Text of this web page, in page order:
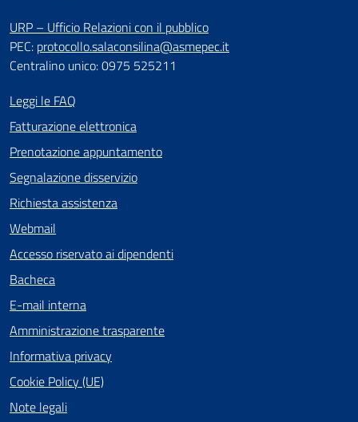
URP – Ufficio Relazioni con il pubblico
PEC: protocollo.salaconsilina@asmepec.it
Centralino unico: 0975 525211
Leggi le FAQ
Fatturazione elettronica
Prenotazione appuntamento
Segnalazione disservizio
Richiesta assistenza
Webmail
Accesso riservato ai dipendenti
Bacheca
E-mail interna
Amministrazione trasparente
Informativa privacy
Cookie Policy (UE)
Note legali